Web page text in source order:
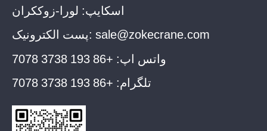
اسکایپ: لورا-زوککران
پست الکترونیک: sale@zokecrane.com
واتس اپ: +86 193 3738 7078
تلگرام: +86 193 3738 7078